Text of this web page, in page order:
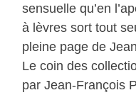
sensuelle qu’en
à lèvres sort tout
pleine page de
Le coin des
par Jean-François